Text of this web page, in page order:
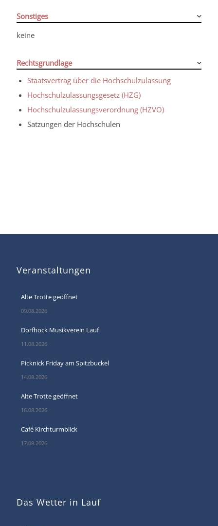
Sonstiges
keine
Rechtsgrundlage
Staatsvertrag über die Hochschulzulassung
Hochschulzulassungsgesetz (HZG)
Hochschulzulassungsverordnung (HZVO)
Satzungen der Hochschulen
Veranstaltungen
Alte Trotte geöffnet
09.08.2026
Dorfhock Musikverein Lauf
11.08.2026
Picknick Friday am Spitzbuckel
14.08.2026
Alte Trotte geöffnet
16.08.2026
Café Kirchturmblick
17.08.2026
Das Wetter in Lauf